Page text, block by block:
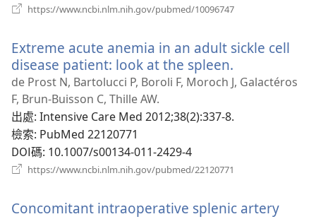
https://www.ncbi.nlm.nih.gov/pubmed/10096747
視
Extreme acute anemia in an adult sickle cell
disease patient: look at the spleen.
啟
de Prost N, Bartolucci P, Boroli F, Moroch J, Galactéros
F, Brun-Buisson C, Thille AW.
出處‎: Intensive Care Med 2012;38(2):337-8.
檢索‎: PubMed 22120771
DOI碼‎: 10.1007/s00134-011-2429-4
https://www.ncbi.nlm.nih.gov/pubmed/22120771
視
Concomitant intraoperative splenic artery